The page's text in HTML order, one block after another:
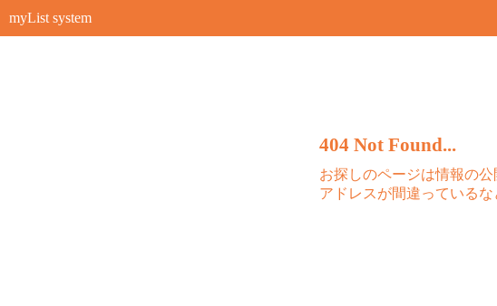
myList system
404 Not Found...
お探しのページは情報の
アドレスが間違っている